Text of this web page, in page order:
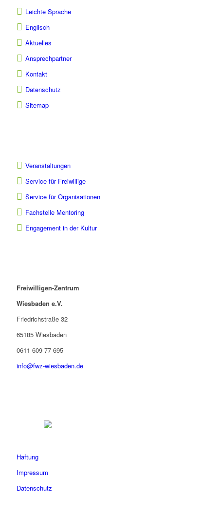
Leichte Sprache
Englisch
Aktuelles
Ansprechpartner
Kontakt
Datenschutz
Sitemap
Veranstaltungen
Service für Freiwillige
Service für Organisationen
Fachstelle Mentoring
Engagement in der Kultur
Freiwilligen-Zentrum
Wiesbaden e.V.
Friedrichstraße 32
65185 Wiesbaden
0611 609 77 695
info@fwz-wiesbaden.de
Haftung
Impressum
Datenschutz